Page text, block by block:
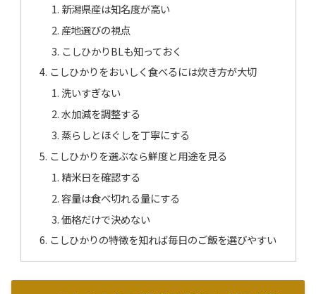
新潟県産は知名度が高い
産地選びの視点
こしひかりBLも知っておく
こしひかりをおいしく食べるには炊き方が大切
洗いすぎない
水加減を調整する
蒸らしとほぐしを丁寧にする
こしひかりを選ぶなら鮮度と用途を見る
精米日を確認する
容量は食べ切れる量にする
価格だけで決めない
こしひかりの特徴を知れば毎日のご飯を選びやすい